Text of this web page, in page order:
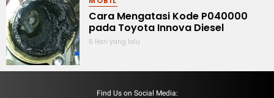
Cara Mengatasi Kode P040000
pada Toyota Innova Diesel
6 Hari yang lalu
Find Us on Social Media: